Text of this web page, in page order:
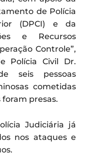
de Polícia
(DPCI) e da
e Recursos
Controle”,
Polícia Civil Dr.
seis pessoas
cometidas
presas.
Judiciária já
nos ataques e